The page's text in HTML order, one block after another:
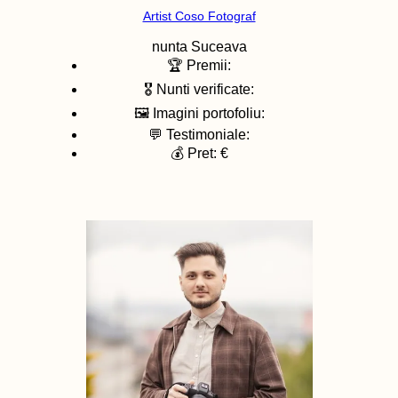
Artist Coso Fotograf
nunta Suceava
🏆 Premii:
🎖️ Nunti verificate:
🖼️ Imagini portofoliu:
💬 Testimoniale:
💰 Pret: €